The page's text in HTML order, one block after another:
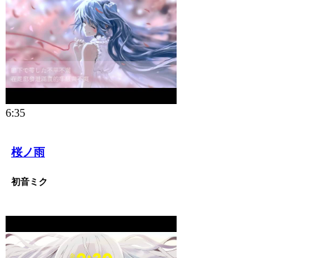
6:35
桜ノ雨
初音ミク